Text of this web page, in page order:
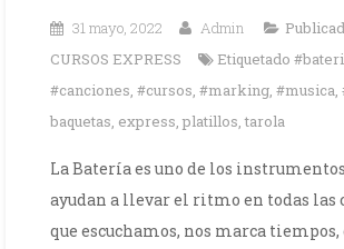
31 mayo, 2022 Admin
CURSOS EXPRESS
Etiquetado
#canciones, #cursos, #marking, #musica,
baquetas, express, platillos,tarola
La Batería es uno de los
ayudan a llevar el ritmo en todas las
que escuchamos, nos marca tiempos,